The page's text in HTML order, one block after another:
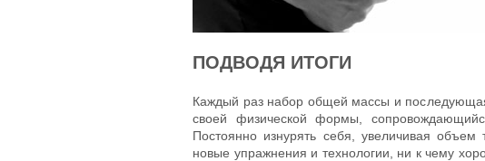
ПОДВОДЯ ИТОГИ
Каждый раз набор общей массы и
своей физической формы,
Постоянно изнурять себя, увеличивая объем
новые упражнения и технологии, ни к чему